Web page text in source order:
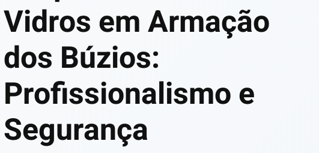
Vidros em Armação
dos Búzios:
Profissionalismo e
Segurança